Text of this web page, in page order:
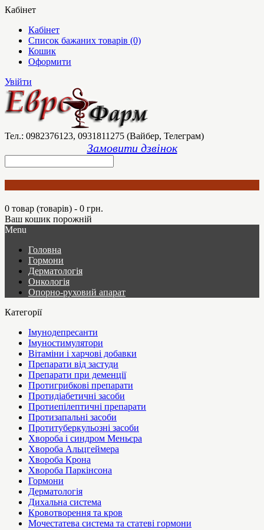
Кабінет
Кабінет
Список бажаних товарів (0)
Кошик
Оформити
Увійти
Тел.: 0982376123, 0931811275 (Вайбер, Телеграм)
Замовити дзвінок
0 товар (товарів) - 0 грн.
Ваш кошик порожній
Menu
Головна
Гормони
Дерматологія
Онкологія
Опорно-руховий апарат
Категорії
Імунодепресанти
Імуностимулятори
Вітаміни і харчові добавки
Препарати від застуди
Препарати при деменції
Протигрибкові препарати
Протидіабетичні засоби
Протиепілептичні препарати
Протизапальні засоби
Протитуберкульозні засоби
Хвороба і синдром Меньєра
Хвороба Альцгеймера
Хвороба Крона
Хвороба Паркінсона
Гормони
Дерматологія
Дихальна система
Кровотворення та кров
Мочестатева система та статеві гормони